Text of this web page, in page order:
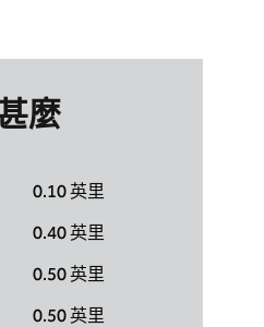
麼
0.10 英里
0.40 英里
0.50 英里
0.50 英里